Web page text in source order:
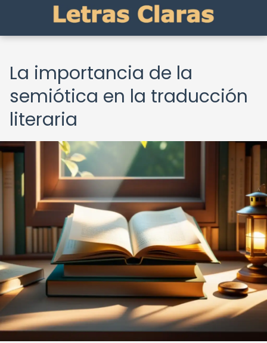
La importancia de la
semiótica en la traducción
literaria